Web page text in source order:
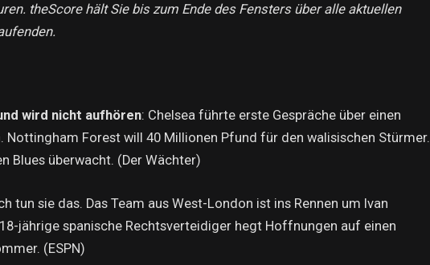
theScore hält Sie bis zum Ende des Fensters über alle aktuellen
wird nicht aufhören: Chelsea führte erste Gespräche über einen
Nottingham Forest will 40 Millionen Pfund für den walisischen Stürmer.
Blues überwacht. (Der Wächter)
tun sie das. Das Team aus West-London ist ins Rennen um Ivan
jährige spanische Rechtsverteidiger hegt Hoffnungen auf einen
(ESPN)